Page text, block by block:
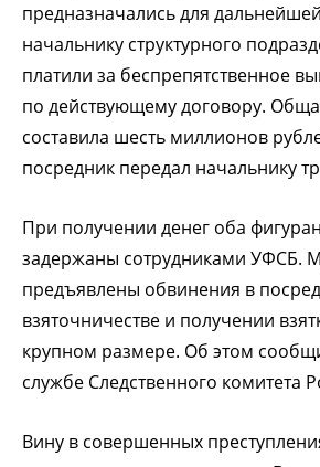
предназначались для
начальнику структурного
платили за беспрепятственное
по действующему договору.
составила шесть миллионов
посредник передал начальнику
При получении денег оба
задержаны сотрудниками УФСБ.
предъявлены обвинения в
взяточничестве и получении
крупном размере. Об этом
службе Следственного комитета
Вину в совершенных